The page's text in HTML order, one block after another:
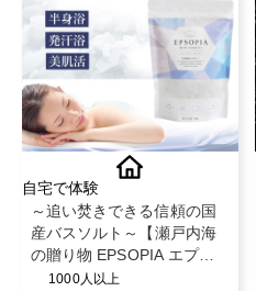
自宅で体験
～追い焚きできる信頼の国
産バスソルト～【瀬戸内海
の贈り物 EPSOPIA エプソ
ピア】@EPSOPIA
1000人以上